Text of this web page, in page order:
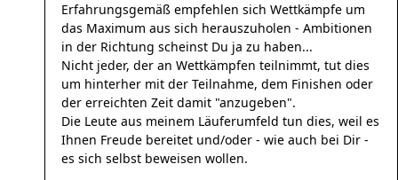
Erfahrungsgemäß empfehlen sich Wettkämpfe um
das Maximum aus sich herauszuholen - Ambitionen
in der Richtung scheinst Du ja zu haben...
Nicht jeder, der an Wettkämpfen teilnimmt, tut dies
um hinterher mit der Teilnahme, dem Finishen oder
der erreichten Zeit damit "anzugeben".
Die Leute aus meinem Läuferumfeld tun dies, weil es
Ihnen Freude bereitet und/oder - wie auch bei Dir -
es sich selbst beweisen wollen.